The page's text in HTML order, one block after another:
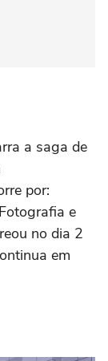
a saga de
por:
e
no dia 2
em